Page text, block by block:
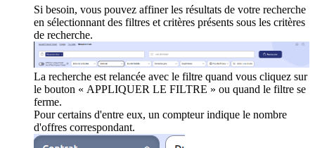
Si besoin, vous pouvez affiner les résultats de votre recherche
en sélectionnant des filtres et critères présents sous les critères
de recherche.
La recherche est relancée avec le filtre quand vous cliquez sur
le bouton « APPLIQUER LE FILTRE » ou quand le filtre se
ferme.
Pour certains d'entre eux, un compteur indique le nombre
d'offres correspondant.